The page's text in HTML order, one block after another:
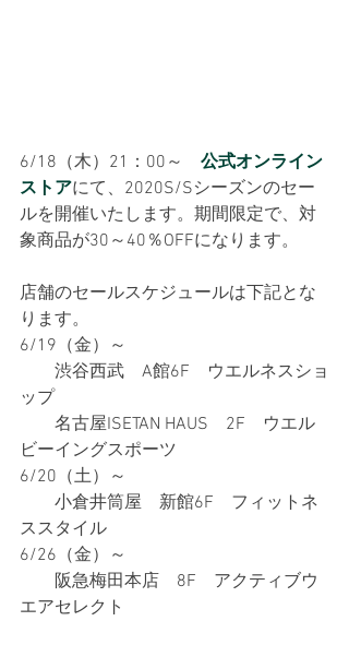
6/18（木）21：00～ 公式オンライン
ストアにて、2020S/Sシーズンのセー
ルを開催いたします。期間限定で、対
象商品が30～40％OFFになります。
店舗のセールスケジュールは下記とな
ります。
6/19（金）～
渋谷西武　A館6F　ウエルネスショ
ップ
名古屋ISETAN HAUS　2F　ウエル
ビーイングスポーツ
6/20（土）～
小倉井筒屋　新館6F　フィットネ
ススタイル
6/26（金）～
阪急梅田本店　8F　アクティブウ
エアセレクト